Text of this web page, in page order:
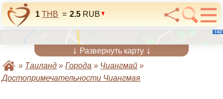
1 THB = 2.5 RUB
↓ Развернуть карту ↓
» Таиланд »Города » Чиангмай »
Достопримечательности Чиангмая